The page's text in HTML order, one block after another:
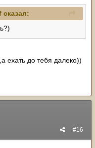
сказал:
ехать до тебя далеко))
#16